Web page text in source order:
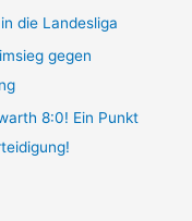
die Landesliga
gegen
8:0! Ein Punkt